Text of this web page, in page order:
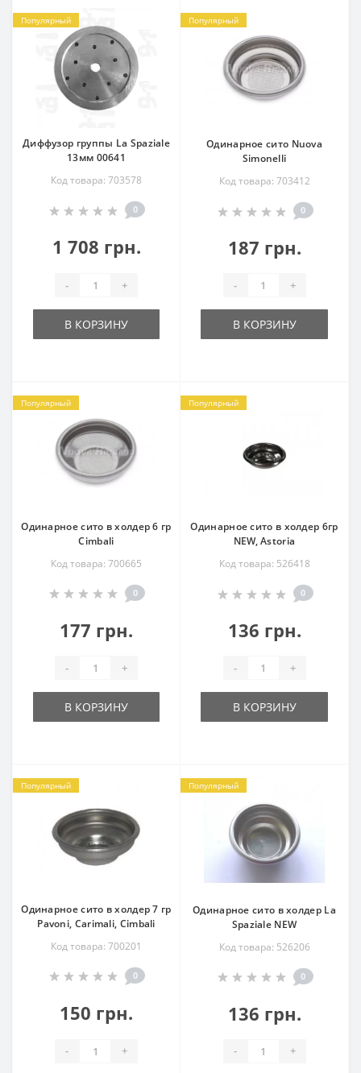
Популярный
Диффузор группы La Spaziale
13мм 00641
Код товара: 703578
0
1 708 грн.
- +
В КОРЗИНУ
Популярный
Одинарное сито Nuova
Simonelli
Код товара: 703412
0
187 грн.
- +
В КОРЗИНУ
Популярный
Одинарное сито в холдер 6 гр
Cimbali
Код товара: 700665
0
177 грн.
- +
В КОРЗИНУ
Популярный
Одинарное сито в холдер 6гр
NEW, Astoria
Код товара: 526418
0
136 грн.
- +
В КОРЗИНУ
Популярный
Одинарное сито в холдер 7 гр
Pavoni, Carimali, Cimbali
Код товара: 700201
0
150 грн.
- +
Популярный
Одинарное сито в холдер La
Spaziale NEW
Код товара: 526206
0
136 грн.
- +